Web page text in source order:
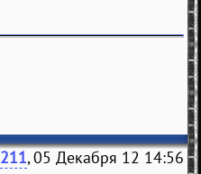
211, 05 Декабря 12 14:56